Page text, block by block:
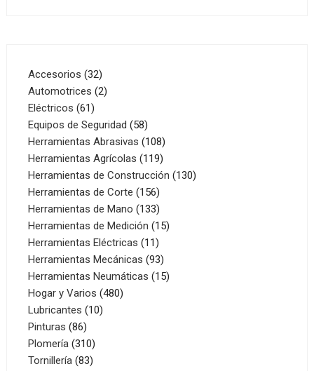
Accesorios 3232
productos
Automotrices 22
Eléctricos 6161
productos
Equipos de Seguridad 5858
productos
Herramientas Abrasivas 108108
productos
Herramientas Agrícolas 119119
productos
Herramientas de Construcción 130130
Herramientas de Corte 156156
productos
Herramientas de Mano 133133
productos
Herramientas de Medición 1515
Herramientas Eléctricas 1111
productos
Herramientas Mecánicas 9393
productos
Herramientas Neumáticas 1515
Hogar y Varios 480480
Lubricantes 1010
Pinturas 8686
productos
Plomería 310310
productos
Tornillería 8383